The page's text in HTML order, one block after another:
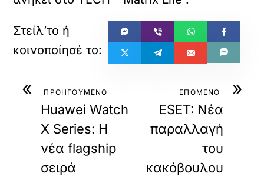
« ΠΡΟΗΓΟΥΜΕΝΟ
Huawei Watch
X Series: Η
νέα flagship
σειρά
»
ΕΠΟΜΕΝΟ
ESET: Νέα
παραλλαγή
του
κακόβουλου